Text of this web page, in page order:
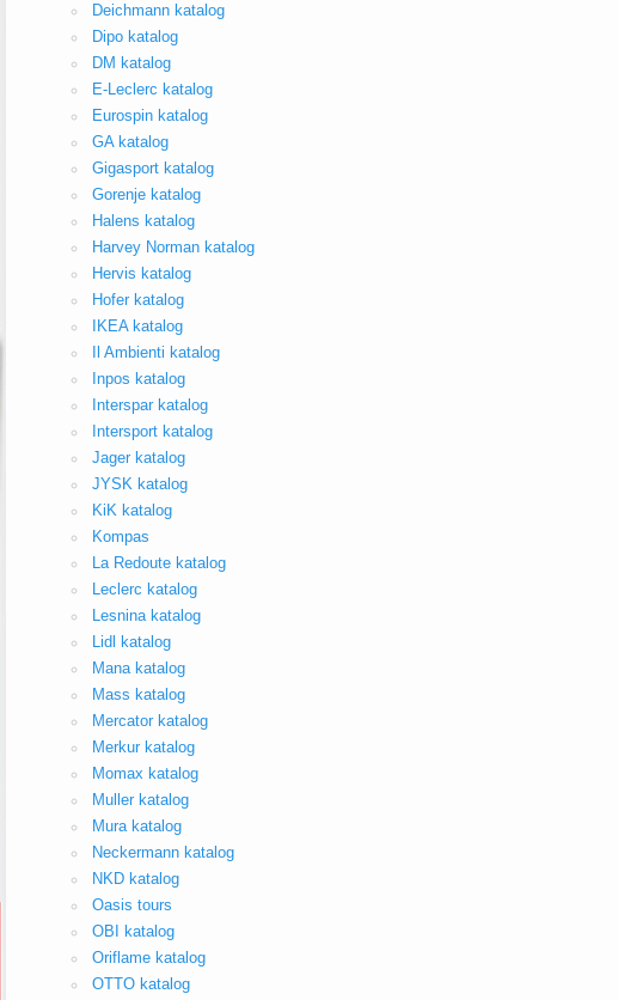
Deichmann katalog
Dipo katalog
DM katalog
E-Leclerc katalog
Eurospin katalog
GA katalog
Gigasport katalog
Gorenje katalog
Halens katalog
Harvey Norman katalog
Hervis katalog
Hofer katalog
IKEA katalog
Il Ambienti katalog
Inpos katalog
Interspar katalog
Intersport katalog
Jager katalog
JYSK katalog
KiK katalog
Kompas
La Redoute katalog
Leclerc katalog
Lesnina katalog
Lidl katalog
Mana katalog
Mass katalog
Mercator katalog
Merkur katalog
Momax katalog
Muller katalog
Mura katalog
Neckermann katalog
NKD katalog
Oasis tours
OBI katalog
Oriflame katalog
OTTO katalog